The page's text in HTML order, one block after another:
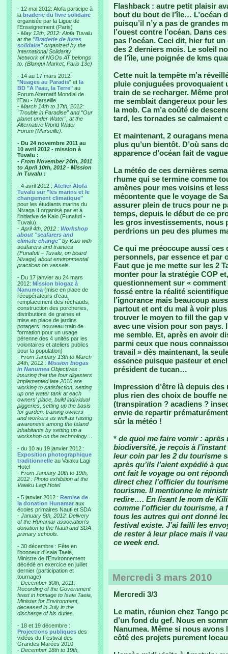
- 12 mai 2012: Alofa participe à
la braderie du livre solidaire
organisée par la Ligue de
l'Enseignement (Paris)
- May 12th, 2012: Alofa Tuvalu
at the "Braderie de livres
solidaire"organized by the
International Solidarity
Network of NGOs AT belongs
to. (Blanqui Market, Paris 13e)
- 14 au 17 mars 2012:
"Nuages au Paradis" et la
BD "A l'eau, la Terre" au
Forum Alternatif Mondial de
l'Eau - Marseille.
- March 14th to 17th, 2012:
"Trouble in Paradise” and “Our
planet under Water”, at the
Alternative World Water
Forum (Marseille).
- Du 24 novembre 2011 au
10 avril 2012 - mission à
Tuvalu :
- From November 24th, 2011
to April 10th, 2012 - Mission
in Tuvalu :
- 4 avril 2012 : Atelier Alofa
Tuvalu sur "les marins et le
changement climatique"
pour les étudiants marins du
Nivaga II organisé par et à
l'initiative de Kaio (Funafuti -
Tuvalu).
- April 4th, 2012 : Workshop
about "seafarers and
climate change"by Kaio with
seafarers and trainees
(Funafuti – Tuvalu, on board
Nivaga) about environmental
practices on vessels.
- Du 17 janvier au 24 mars
2012: Mission biogaz à
Nanumea (mise en place de
récupérateurs d'eau,
remplacement des réchauds,
construction des porcheries,
distributions de graines et
mise en place de jardins
potagers, nouveau train de
formation pour un usage
pérenne des 4 unités par les
volontaires et ateliers publics
pour la population)
- From January 13th to March
24th, 2012 : Mission biogas
in Nanumea Objectives :
insuring that the four digesters
implemented late 2010 are
working to satisfaction, setting
up one water tank at each
owners' place, build individual
piggeries, setting up the basis
for garden, training owners
and workers as well as raising
awareness among the Island
inhabitants by setting up a
workshop on the technology…
- du 10 au 19 janvier 2012 :
Exposition photographique
traditionnelle au Vaiaku Lagi
Hotel
- From January 10th to 19th,
2012 : Photo exhibition at the
Vaiaku Lagi Hotel
- 5 janvier 2012 : Remise de
la donation Hunamar aux
écoles primaires Nauti et SDA
- January 5th, 2012: Delivery
of the Hunamar association's
donation to the Nauti and SDA
primary schools.
- 30 décembre : Fête en
l'honneur d'Isaia Taeia,
Ministre de l'Environnement
décédé en exercice en juillet
dernier (participation et
tournage)
- December 30th, 2011:
Recording of the Government
feast in homage to Isaia Taeia,
Minister for Environment,
deceased in July in the
discharge of his duties.
- 18 et 19 décembre :
Projections publiques des
vidéos du Festival des
Grandes Marées 2010
- December 18th to 19th,
Flashback : autre petit plaisir
bout du bout de l’île… L’océan
puisqu’il n’y a pas de grandes
l’ouest contre l’océan. Dans
pas l’océan. Ceci dit, hier fut
des 2 derniers mois. Le soleil
de l’île, une poignée de kms
Cette nuit la tempête m’a
pluie conjuguées provoquaient
train de se recharger. Même
me semblait dangereux pour
la mob. Ca m’a coûté de
tard, les tornades se calmaient
Et maintenant, 2 ouragans
plus qu’un bientôt. D’où sans
apparence d’océan fait de
La météo de ces dernières
rhume qui se termine comme
amènes pour mes voisins et
mécontente que le voyage de
assurer plein de trucs pour ne
temps, depuis le début de ce
les gros investissements, nous
perdrions un peu des plumes
Ce qui me préoccupe aussi
personnels, par essence et par
Faut que je me mette sur les 2
monter pour la stratégie COP
questionnement sur «
fossé entre la réalité
l’ignorance mais beaucoup
partout et ont du mal à voir
trouver le moyen to fill the gap
avec une vision pour son pays.
me semble. Et, après en avoir
parmi ceux que nous
travail » dès maintenant, la
essence puisque pasteur et
président de tucan…
Impression d’être là depuis
plus rien des choix de bouffe
(transpiration ? acadiens ?
envie de repartir
sûr la météo !
* de quoi me faire vomir : après
biodiversité, je reçois à
leur coin par les 2 du tourisme
après qu’ils l’aient expédié à
ont fait le voyage ou ont
direct chez l’officier du
tourisme. Il mentionne le
redire…. En lisant le nom de
comme l’officier du tourisme,
tous les autres qui ont donné
festival existe. J’ai failli les
de rester à leur place mais il
ce week end.
Mercredi 3 mars 2010
Mercredi 3/3
Le matin, réunion chez Tango
d’un fond du gef. Nous en
Nanumea. Même si nous avons
côté des projets purement